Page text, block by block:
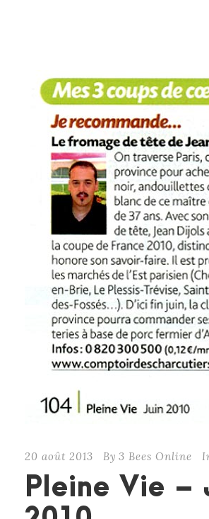
20 août 2013 By 3 Bees Online
Pleine Vie –